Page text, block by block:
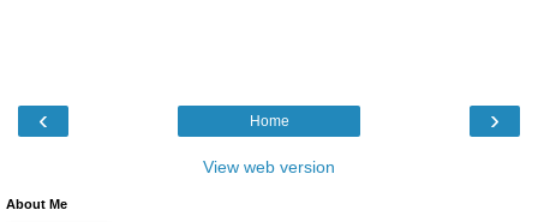
‹ ›
Home
View web version
About Me